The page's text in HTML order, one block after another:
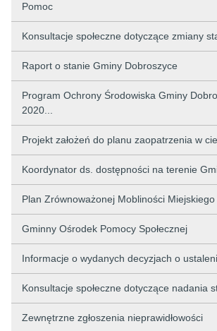
Pomoc
Konsultacje społeczne dotyczące zmiany
Raport o stanie Gminy Dobroszyce
Program Ochrony Środowiska Gminy
2020...
Projekt założeń do planu zaopatrzenia w
Koordynator ds. dostępności na terenie
Plan Zrównoważonej Mobliności Miejskiego
Gminny Ośrodek Pomocy Społecznej
Informacje o wydanych decyzjach o
Konsultacje społeczne dotyczące nadania
Zewnętrzne zgłoszenia nieprawidłowości